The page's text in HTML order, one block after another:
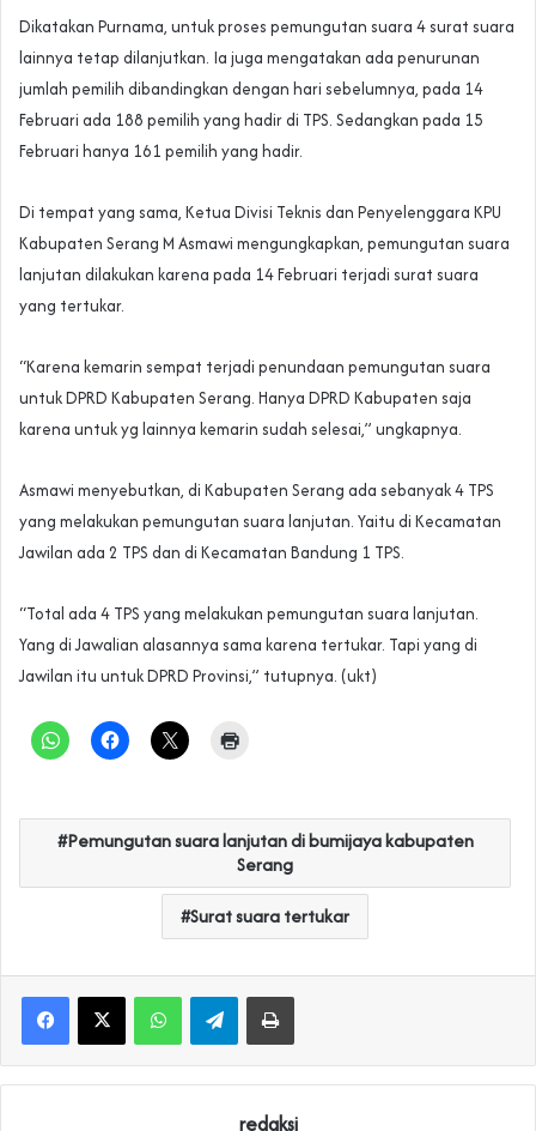
Dikatakan Purnama, untuk proses pemungutan suara 4 surat suara
lainnya tetap dilanjutkan. Ia juga mengatakan ada penurunan
jumlah pemilih dibandingkan dengan hari sebelumnya, pada 14
Februari ada 188 pemilih yang hadir di TPS. Sedangkan pada 15
Februari hanya 161 pemilih yang hadir.
Di tempat yang sama, Ketua Divisi Teknis dan Penyelenggara KPU
Kabupaten Serang M Asmawi mengungkapkan, pemungutan suara
lanjutan dilakukan karena pada 14 Februari terjadi surat suara
yang tertukar.
“Karena kemarin sempat terjadi penundaan pemungutan suara
untuk DPRD Kabupaten Serang. Hanya DPRD Kabupaten saja
karena untuk yg lainnya kemarin sudah selesai,” ungkapnya.
Asmawi menyebutkan, di Kabupaten Serang ada sebanyak 4 TPS
yang melakukan pemungutan suara lanjutan. Yaitu di Kecamatan
Jawilan ada 2 TPS dan di Kecamatan Bandung 1 TPS.
“Total ada 4 TPS yang melakukan pemungutan suara lanjutan.
Yang di Jawalian alasannya sama karena tertukar. Tapi yang di
Jawilan itu untuk DPRD Provinsi,” tutupnya. (ukt)
Pemungutan suara lanjutan di bumijaya kabupaten
Serang
Surat suara tertukar
WhatsAppTelegramPrint
redaksi